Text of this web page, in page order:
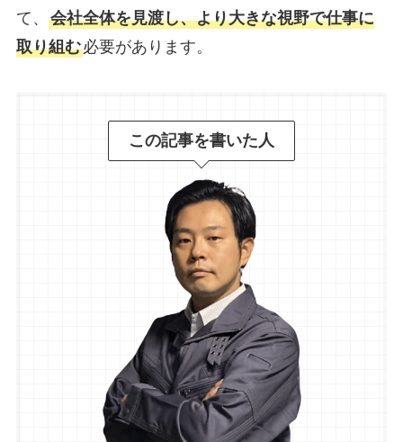
て、 会社全体を見渡し、より大きな視野で仕事に
取り組む必要があります。
この記事を書いた人